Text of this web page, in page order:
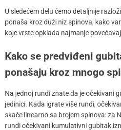
U sledećem delu ćemo detaljnije
ponaša kroz duži niz spinova, kako
koje vrste opklada najmanje
Kako se predviđeni
ponašaju kroz mnogo
Na jednoj rundi znate da je očekivani
jedinici. Kada igrate više rundi,
skače linearno sa brojem spinova: za
rundi očekivani kumulativni gubitak